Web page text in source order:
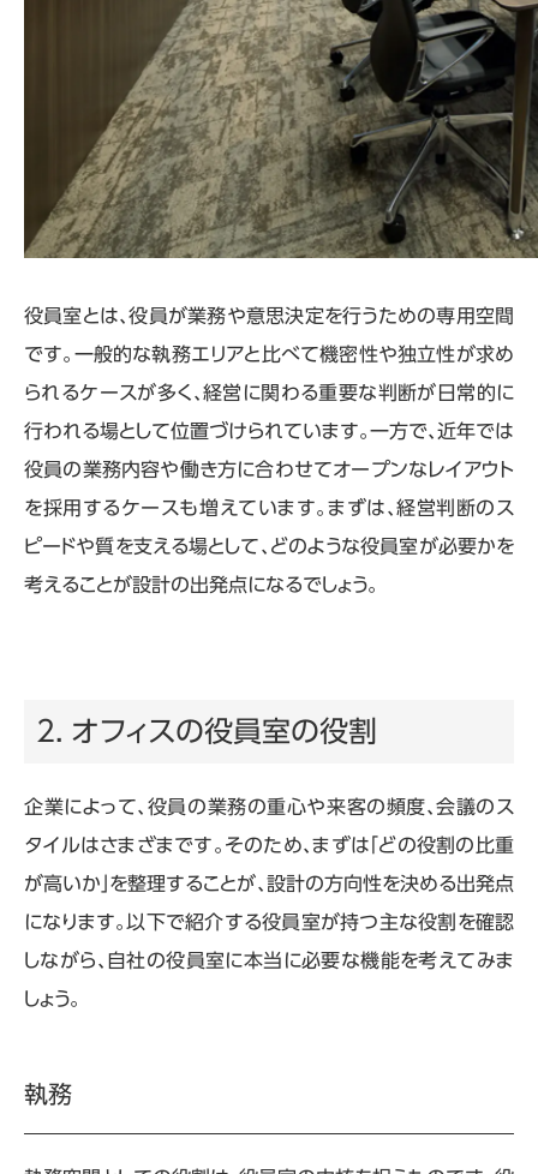
役員室とは、役員が業務や意思決定を行うための専用空間
です。一般的な執務エリアと比べて機密性や独立性が求め
られるケースが多く、経営に関わる重要な判断が日常的に
行われる場として位置づけられています。一方で、近年では
役員の業務内容や働き方に合わせてオープンなレイアウト
を採用するケースも増えています。まずは、経営判断のス
ピードや質を支える場として、どのような役員室が必要かを
考えることが設計の出発点になるでしょう。
2. オフィスの役員室の役割
企業によって、役員の業務の重心や来客の頻度、会議のス
タイルはさまざまです。そのため、まずは「どの役割の比重
が高いか」を整理することが、設計の方向性を決める出発点
になります。以下で紹介する役員室が持つ主な役割を確認
しながら、自社の役員室に本当に必要な機能を考えてみま
しょう。
執務